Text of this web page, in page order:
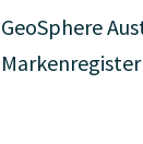
GeoSphere